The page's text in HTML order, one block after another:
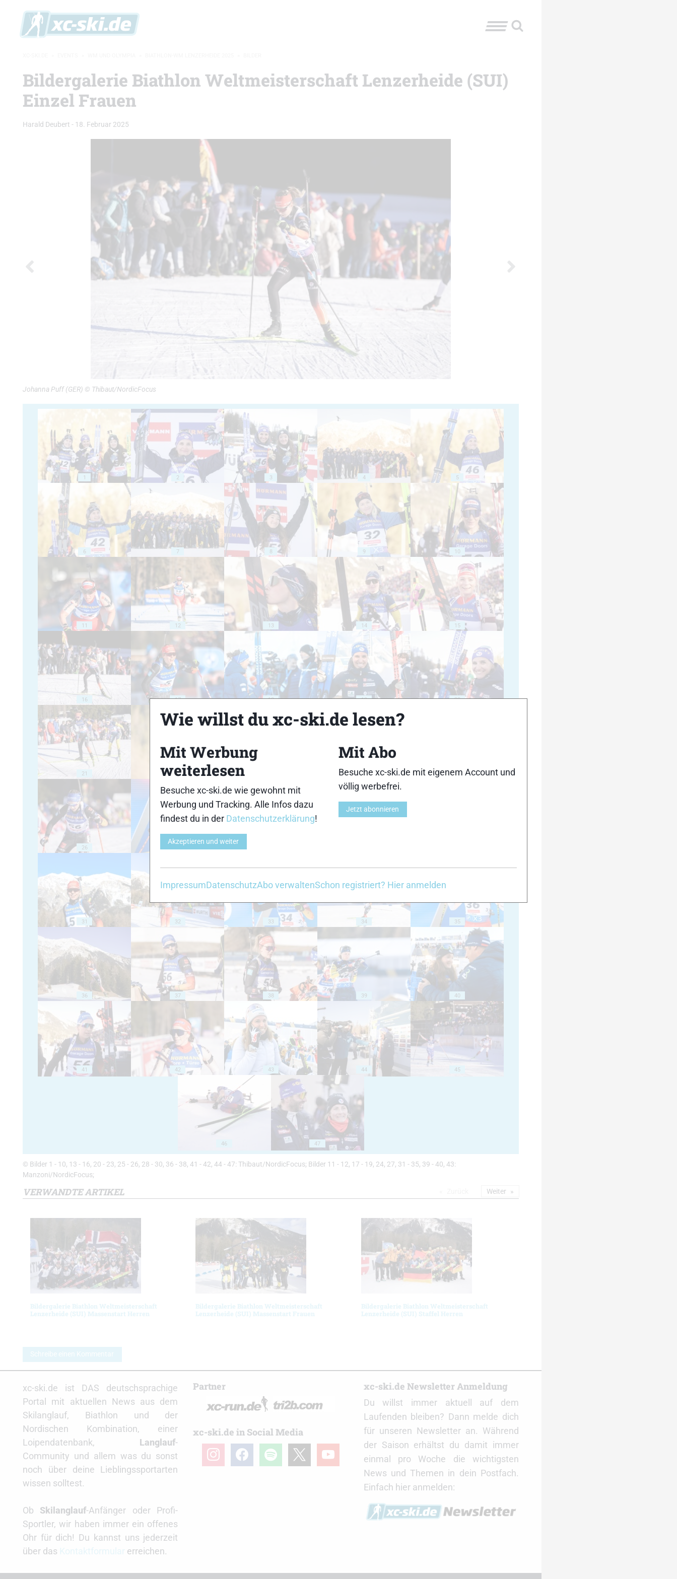
Bildergalerie Biathlon Weltmeisterschaft Lenzerheide (SUI)
Einzel Frauen
Harald Deubert - 18. Februar 2025
Johanna Puff (GER) © Thibaut/NordicFocus
1 2 3 4 5
6 7 8 9 10
11 12 13 14 15
16 17 18 19 20
21 22 24 25
26
31 32 33 34 35
36 37 38 39 40
41 42 43 44 45
46 47
© Bilder 1 - 10, 13 - 16, 20 - 23, 25 - 26, 28 - 30, 36 - 38, 41 - 42, 44 - 47: Thibaut/NordicFocus; Bilder 11 - 12, 17 - 19, 24, 27, 31 - 35, 39 - 40, 43:
Manzoni/NordicFocus;
VERWANDTE ARTIKEL
Bildergalerie Biathlon Weltmeisterschaft
Lenzerheide (SUI) Massenstart Herren
Bildergalerie Biathlon Weltmeisterschaft
Lenzerheide (SUI) Massenstart Frauen
Bildergalerie Biathlon Weltmeisterschaft
Lenzerheide (SUI) Staffel Herren
Weiter
Schreibe einen Kommentar
xc-ski.de ist DAS deutschsprachige
Portal mit aktuellen News aus dem
Skilanglauf, Biathlon und der
Nordischen Kombination, einer
Loipendatenbank, Langlauf-
Community und allem was du sonst
noch über deine Lieblingssportarten
wissen solltest.
Ob Skilanglauf-Anfänger oder Profi-
Sportler, wir haben immer ein offenes
Ohr für dich! Du kannst uns jederzeit
über das
erreichen.
Partner
xc-ski.de in Social Media
instagramfacebookspotify youtube
xc-ski.de Newsletter Anmeldung
Du willst immer aktuell auf dem
Laufenden bleiben? Dann melde dich
für unseren Newsletter an. Während
der Saison erhältst du damit immer
einmal pro Woche die wichtigsten
News und Themen in dein Postfach.
Einfach hier anmelden:
Wie willst du xc-ski.de lesen?
Mit Werbung
weiterlesen
Besuche xc-ski.de wie gewohnt mit
Werbung und Tracking. Alle Infos dazu
findest du in der Datenschutzerklärung!
Akzeptieren und weiter
Mit Abo
Besuche xc-ski.de mit eigenem Account und
völlig werbefrei.
Jetzt abonnieren
ImpressumDatenschutzAbo verwaltenSchon registriert? Hier anmelden